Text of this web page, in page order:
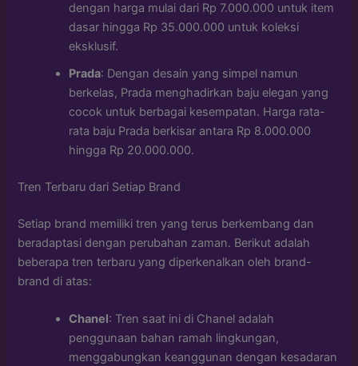
dengan harga mulai dari Rp 7.000.000 untuk item
dasar hingga Rp 35.000.000 untuk koleksi
eksklusif.
Prada: Dengan desain yang simpel namun
berkelas, Prada menghadirkan baju elegan yang
cocok untuk berbagai kesempatan. Harga rata-
rata baju Prada berkisar antara Rp 8.000.000
hingga Rp 20.000.000.
Tren Terbaru dari Setiap Brand
Setiap brand memiliki tren yang terus berkembang dan
beradaptasi dengan perubahan zaman. Berikut adalah
beberapa tren terbaru yang diperkenalkan oleh brand-
brand di atas:
Chanel: Tren saat ini di Chanel adalah
penggunaan bahan ramah lingkungan,
menggabungkan keanggunan dengan kesadaran